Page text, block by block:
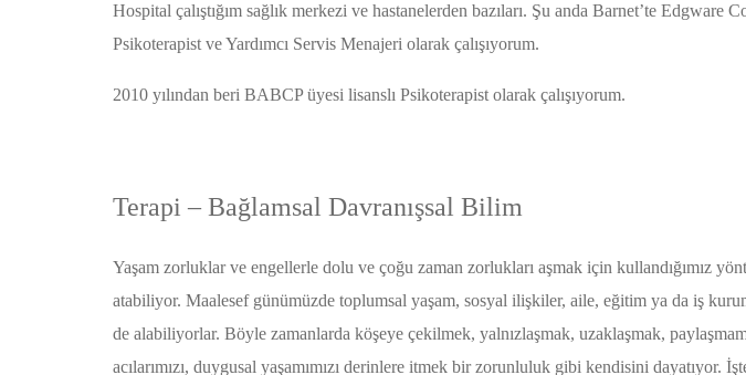
Hospital çalıştığım sağlık merkezi ve hastanelerden bazıları. Şu anda Barnet’te Edgware
Psikoterapist ve Yardımcı Servis Menajeri olarak çalışıyorum.
2010 yılından beri BABCP üyesi lisanslı Psikoterapist olarak çalışıyorum.
Terapi – Bağlamsal Davranışsal Bilim
Yaşam zorluklar ve engellerle dolu ve çoğu zaman zorlukları aşmak için kullandığımız
atabiliyor. Maalesef günümüzde toplumsal yaşam, sosyal ilişkiler, aile, eğitim ya da iş
de alabiliyorlar. Böyle zamanlarda köşeye çekilmek, yalnızlaşmak, uzaklaşmak,
acılarımızı, duygusal yaşamımızı derinlere itmek bir zorunluluk gibi kendisini